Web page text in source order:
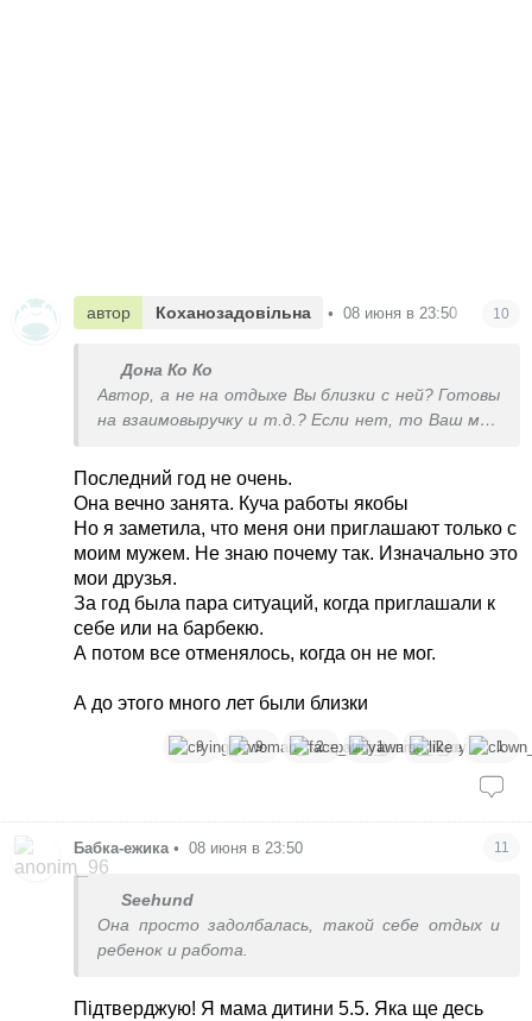
автор Коханозадовільна • 08 июня в 23:50 10
Дона Ко Ко
Автор, а не на отдыхе Вы близки с ней? Готовы
на взаимовыручку и т.д.? Если нет, то Ваш муж
берегу’
Последний год не очень.
Она вечно занята. Куча работы якобы
Но я заметила, что меня они приглашают только с
моим мужем. Не знаю почему так. Изначально это
мои друзья.
За год была пара ситуаций, когда приглашали к
себе или на барбекю.
А потом все отменялось, когда он не мог.
А до этого много лет были близки
9 9 2 1 2 1
Бабка-ежика • 08 июня в 23:50 11
Seehund
Она просто задолбалась, такой себе отдых и
ребенок и работа.
Підтверджую! Я мама дитини 5.5. Яка ще десь